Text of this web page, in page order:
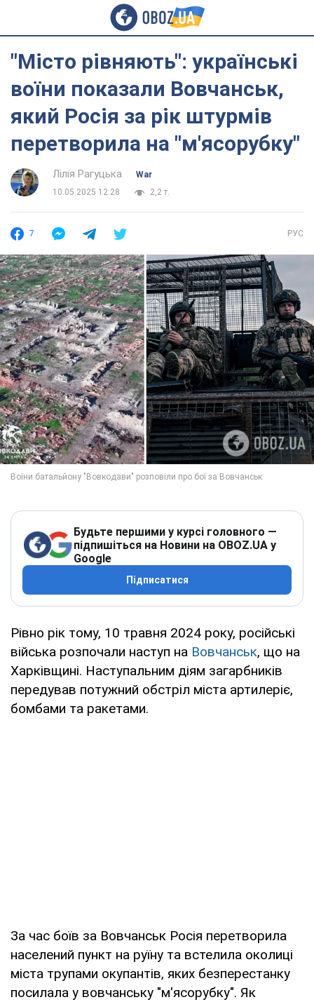
"Місто рівняють": українські
воїни показали Вовчанськ,
який Росія за рік штурмів
перетворила на "м'ясорубку"
Лілія Рагуцька
War
10.05.2025 12:28
2,2 т.
7 РУС
Будьте першими у курсі головного —
підпишіться на Новини на OBOZ.UA у
Google
Підписатися
Рівно рік тому, 10 травня 2024 року, російські
війська розпочали наступ на Вовчанськ, що на
Харківщині. Наступальним діям загарбників
передував потужний обстріл міста артилеріє,
бомбами та ракетами.
За час боїв за Вовчанськ Росія перетворила
населений пункт на руїну та встелила околиці
міста трупами окупантів, яких безперестанку
посилала у вовчанську "м'ясорубку". Як